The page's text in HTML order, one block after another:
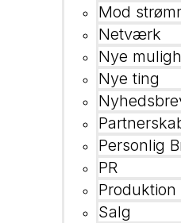
Mod
Netværk
Nye
Nye ting
Personlig
PR
Salg